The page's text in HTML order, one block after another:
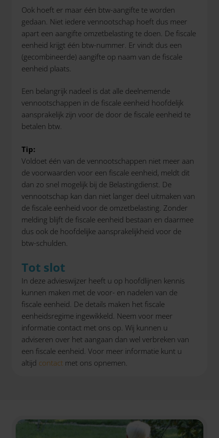
Ook hoeft er maar één btw-aangifte te worden
gedaan. Niet iedere vennootschap hoeft dus meer
apart een aangifte omzetbelasting te doen. De fiscale
eenheid krijgt één btw-nummer. Er vindt dus een
(gecombineerde) aangifte op naam van de fiscale
eenheid plaats.
Een belangrijk nadeel is dat alle deelnemende
vennootschappen in de fiscale eenheid hoofdelijk
aansprakelijk zijn voor de door de fiscale eenheid te
betalen btw.
Tip:
Voldoet één van de vennootschappen niet meer aan
de voorwaarden voor een fiscale eenheid, meldt dit
dan zo snel mogelijk bij de Belastingdienst. De
vennootschap kan dan niet langer deel uitmaken van
de fiscale eenheid voor de omzetbelasting. Zonder
melding blijft de fiscale eenheid bestaan en daarmee
dus ook de hoofdelijke aansprakelijkheid voor de
btw-schulden.
Tot slot
In deze advieswijzer heeft u op hoofdlijnen kennis
kunnen maken met de voor- en nadelen van de
fiscale eenheid. De details maken het fiscale
eenheidsregime ingewikkeld. Neem voor meer
informatie contact met ons op. Wij kunnen u
adviseren over het aangaan dan wel verbreken van
een fiscale eenheid. Voor meer informatie kunt u
altijd contact met ons opnemen.